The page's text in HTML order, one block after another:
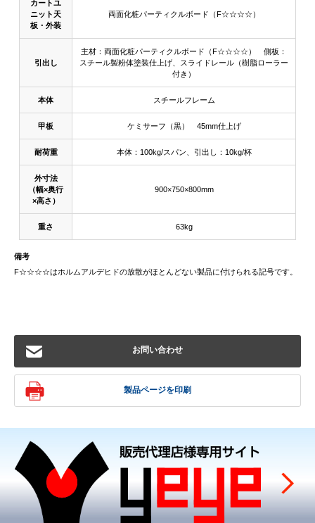
カートユ
ニット天
板・外装
両面化粧パーティクルボード（F☆☆☆☆）
引出し
主材：両面化粧パーティクルボード（F☆☆☆☆） 側板：
スチール製粉体塗装仕上げ、スライドレール（樹脂ローラー
付き）
本体 スチールフレーム
甲板 ケミサーフ（黒） 45mm仕上げ
耐荷重 本体：100kg/スパン、引出し：10kg/杯
外寸法
（幅×奥行
×高さ）
900×750×800mm
重さ 63kg
備考
F☆☆☆☆はホルムアルデヒドの放散がほとんどない製品に付けられる記号です。
お問い合わせ
製品ページを印刷